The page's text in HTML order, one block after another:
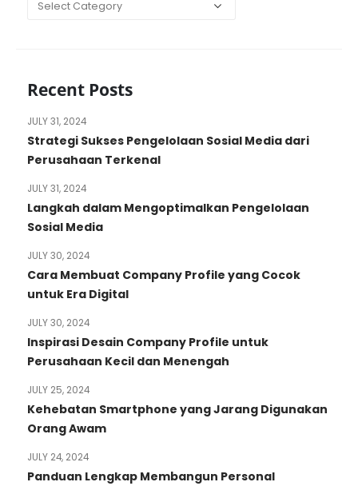
Recent Posts
Strategi Sukses Pengelolaan Sosial Media dari
Perusahaan Terkenal
JULY 31, 2024
Langkah dalam Mengoptimalkan Pengelolaan
Sosial Media
JULY 31, 2024
Cara Membuat Company Profile yang Cocok
untuk Era Digital
JULY 30, 2024
Inspirasi Desain Company Profile untuk
Perusahaan Kecil dan Menengah
JULY 30, 2024
Kehebatan Smartphone yang Jarang Digunakan
Orang Awam
JULY 25, 2024
Panduan Lengkap Membangun Personal
JULY 24, 2024